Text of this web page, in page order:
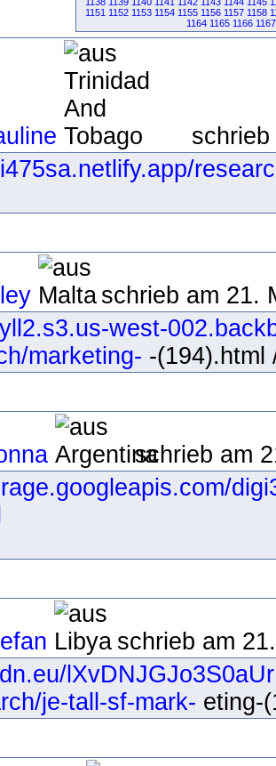
1151 1152 1153 1154 1155 1156 1157 1158
1164 1165 1166 1167
schrieb am 21.
west-
marketing- -
schrieb am
schrieb am
je-tall-sf-mark- eting-